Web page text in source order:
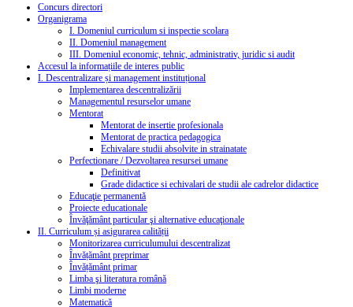
Concurs directori
Organigrama
I. Domeniul curriculum si inspectie scolara
II. Domeniul management
III. Domeniul economic, tehnic, administrativ, juridic si audit
Accesul la informațiile de interes public
I. Descentralizare și management instituțional
Implementarea descentralizării
Managementul resurselor umane
Mentorat
Mentorat de insertie profesionala
Mentorat de practica pedagogica
Echivalare studii absolvite in strainatate
Perfectionare / Dezvoltarea resursei umane
Definitivat
Grade didactice si echivalari de studii ale cadrelor didactice
Educaţie permanentă
Proiecte educationale
Învăţământ particular şi alternative educaţionale
II. Curriculum și asigurarea calității
Monitorizarea curriculumului descentralizat
Învățământ preprimar
Învățământ primar
Limba şi literatura română
Limbi moderne
Matematică